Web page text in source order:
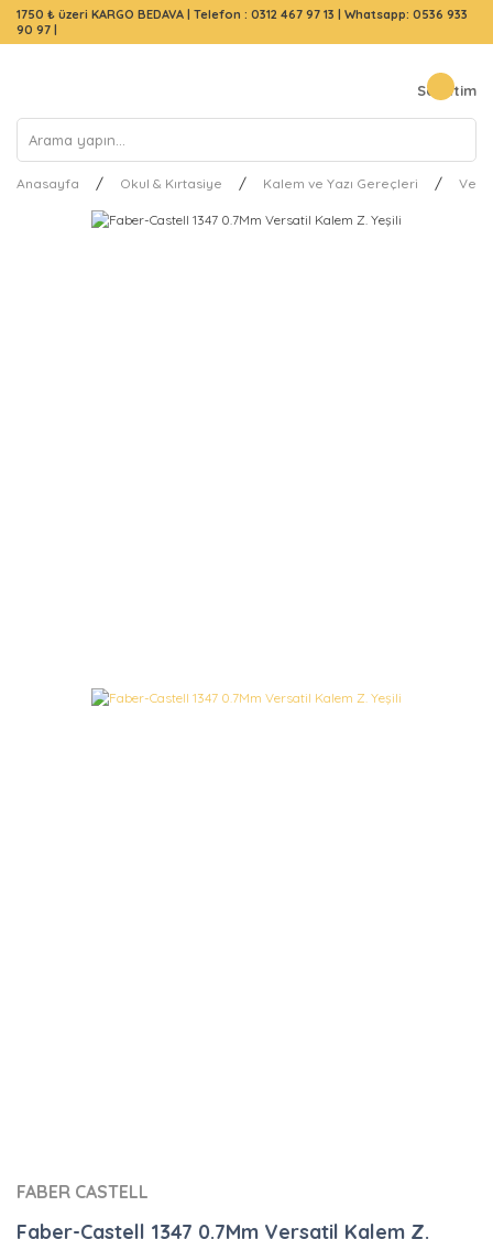
1750 ₺ üzeri KARGO BEDAVA | Telefon : 0312 467 97 13 | Whatsapp: 0536 933
90 97 |
Sepetim
Anasayfa Okul & Kırtasiye Kalem ve Yazı Gereçleri
FABER CASTELL
Faber-Castell 1347 0.7Mm Versatil Kalem Z.